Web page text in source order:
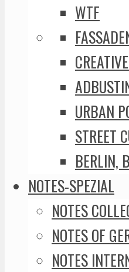
WTF
URBAN
STREET
BERLIN,
NOTES-SPEZIAL
NOTES
NOTES OF
NOTES